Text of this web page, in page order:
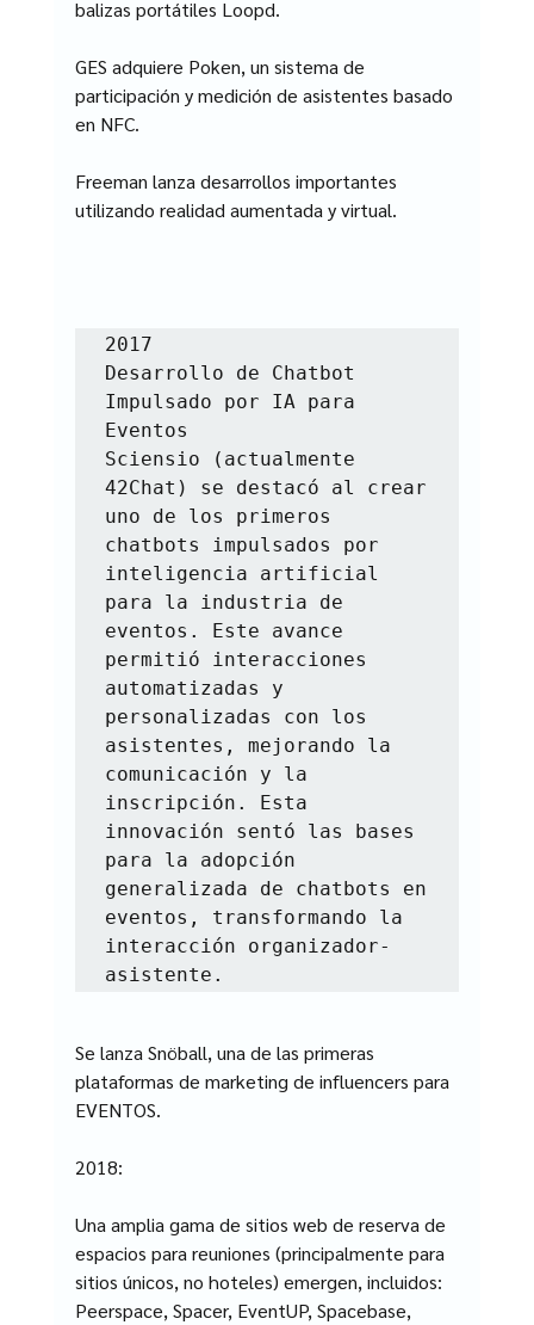
balizas portátiles Loopd.
GES adquiere Poken, un sistema de
participación y medición de asistentes basado
en NFC.
Freeman lanza desarrollos importantes
utilizando realidad aumentada y virtual.
2017
Desarrollo de Chatbot
Impulsado por IA para
Eventos
Sciensio (actualmente
42Chat) se destacó al crear
uno de los primeros
chatbots impulsados por
inteligencia artificial
para la industria de
eventos. Este avance
permitió interacciones
automatizadas y
personalizadas con los
asistentes, mejorando la
comunicación y la
inscripción. Esta
innovación sentó las bases
para la adopción
generalizada de chatbots en
eventos, transformando la
interacción organizador-
asistente.
Se lanza Snöball, una de las primeras
plataformas de marketing de influencers para
EVENTOS.
2018:
Una amplia gama de sitios web de reserva de
espacios para reuniones (principalmente para
sitios únicos, no hoteles) emergen, incluidos:
Peerspace, Spacer, EventUP, Spacebase,